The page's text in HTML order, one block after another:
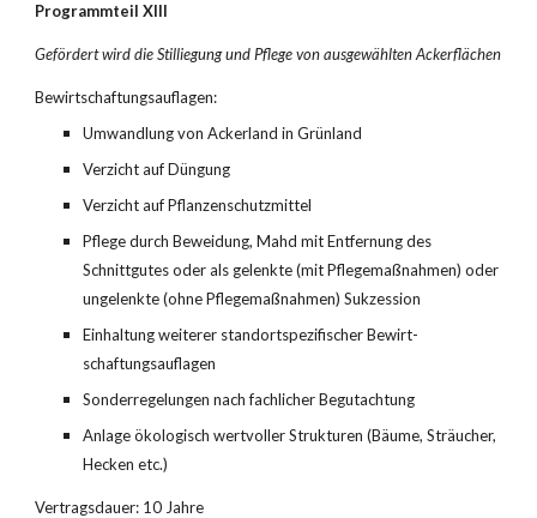
Programmteil XIII
Gefördert wird die Stilliegung und Pflege von aus­gewählten Ackerflächen
Bewirtschaftungsauflagen:
Umwandlung von Ackerland in Grünland
Verzicht auf Düngung
Verzicht auf Pflanzenschutzmittel
Pflege durch Beweidung, Mahd mit Entfernung des
Schnittgutes oder als gelenkte (mit Pflegemaßnahmen) oder
ungelenkte (ohne Pflegemaßnahmen) Sukzession
Einhaltung weiterer standortspezifischer Bewirt­
schaftungsauflagen
Sonderregelungen nach fachlicher Begutachtung
Anlage ökologisch wertvoller Strukturen (Bäume, Sträucher,
Hecken etc.)
Vertragsdauer: 10 Jahre